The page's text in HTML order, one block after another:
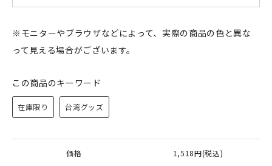
ログイン
マイアカウント
カートを見る
※モニターやブラウザなどによって、実際の商品の色と異な
って見える場合がございます。
この商品のキーワード
在庫限り 台湾グッズ
価格 1,518円(税込)